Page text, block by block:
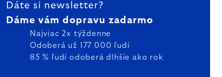
Dáte si newsletter?
Dáme vám dopravu zadarmo
Najviac 2x týždenne
Odoberá už 177 000 ľudí
85 % ľudí odoberá dlhšie ako rok